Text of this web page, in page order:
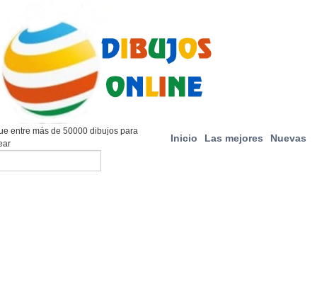
Inicio Las mejores Nuevas
entre más de 50000 dibujos para